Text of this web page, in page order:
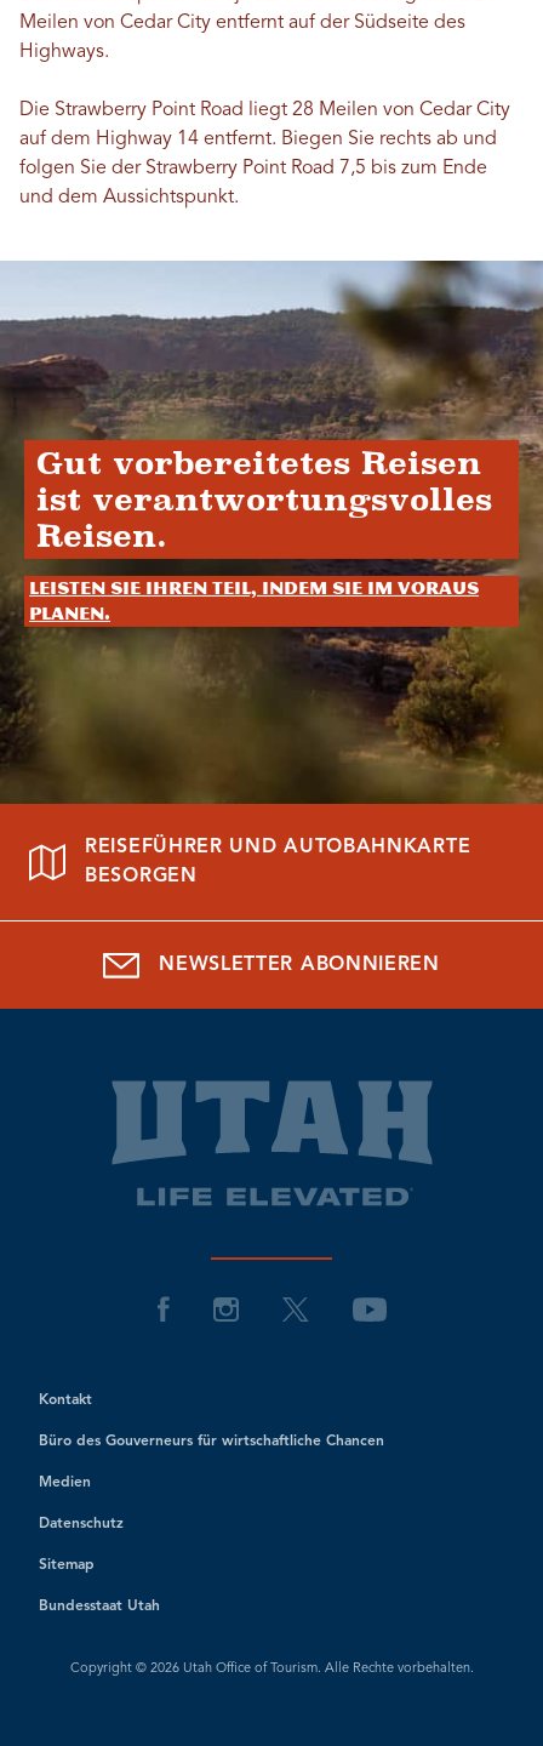
Meilen von Cedar City entfernt auf der Südseite des
Highways.
Die Strawberry Point Road liegt 28 Meilen von Cedar City
auf dem Highway 14 entfernt. Biegen Sie rechts ab und
folgen Sie der Strawberry Point Road 7,5 bis zum Ende
und dem Aussichtspunkt.
Gut vorbereitetes Reisen
ist verantwortungsvolles
Reisen.
Leisten Sie Ihren Teil, indem Sie im Voraus
planen.
REISEFÜHRER UND AUTOBAHNKARTE
BESORGEN
NEWSLETTER ABONNIEREN
Kontakt
Büro des Gouverneurs für wirtschaftliche Chancen
Medien
Datenschutz
Sitemap
Bundesstaat Utah
Copyright © 2026 Utah Office of Tourism. Alle Rechte vorbehalten.